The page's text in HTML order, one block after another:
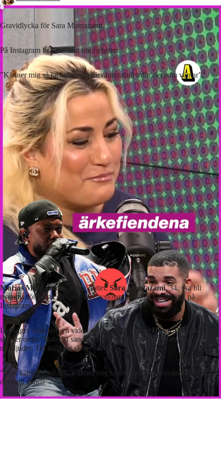
Gravidlycka för Sara Montazami.
På Instagram berättar hon om nyheten.
”Känner mig så tacksam och förväntansfull inför det som väntar”.
Marias Montazamis äldsta dotter,Sara Montazami, 34, ska bli
mamma för första gången. Det avslöjar hon själv i ett inlägg på
Instagram.
I inlägget visar hon en video där hon och makenDiego Valdivia
skriver ordet ”Baby” i sanden och sedan håller de upp ett foto från
ultraljudet. Till inlägget skriver hon:
”Nytt kapitel med dig. Känner mig så tacksam och förväntansfull inför
det som väntar”.